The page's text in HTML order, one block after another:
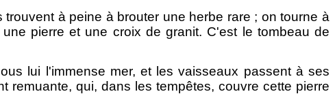
à peine à brouter une herbe rare ; on tourne à
pierre et une croix de granit. C'est le tombeau de
lui l'immense mer, et les vaisseaux passent à ses
remuante, qui, dans les tempêtes, couvre cette pierre